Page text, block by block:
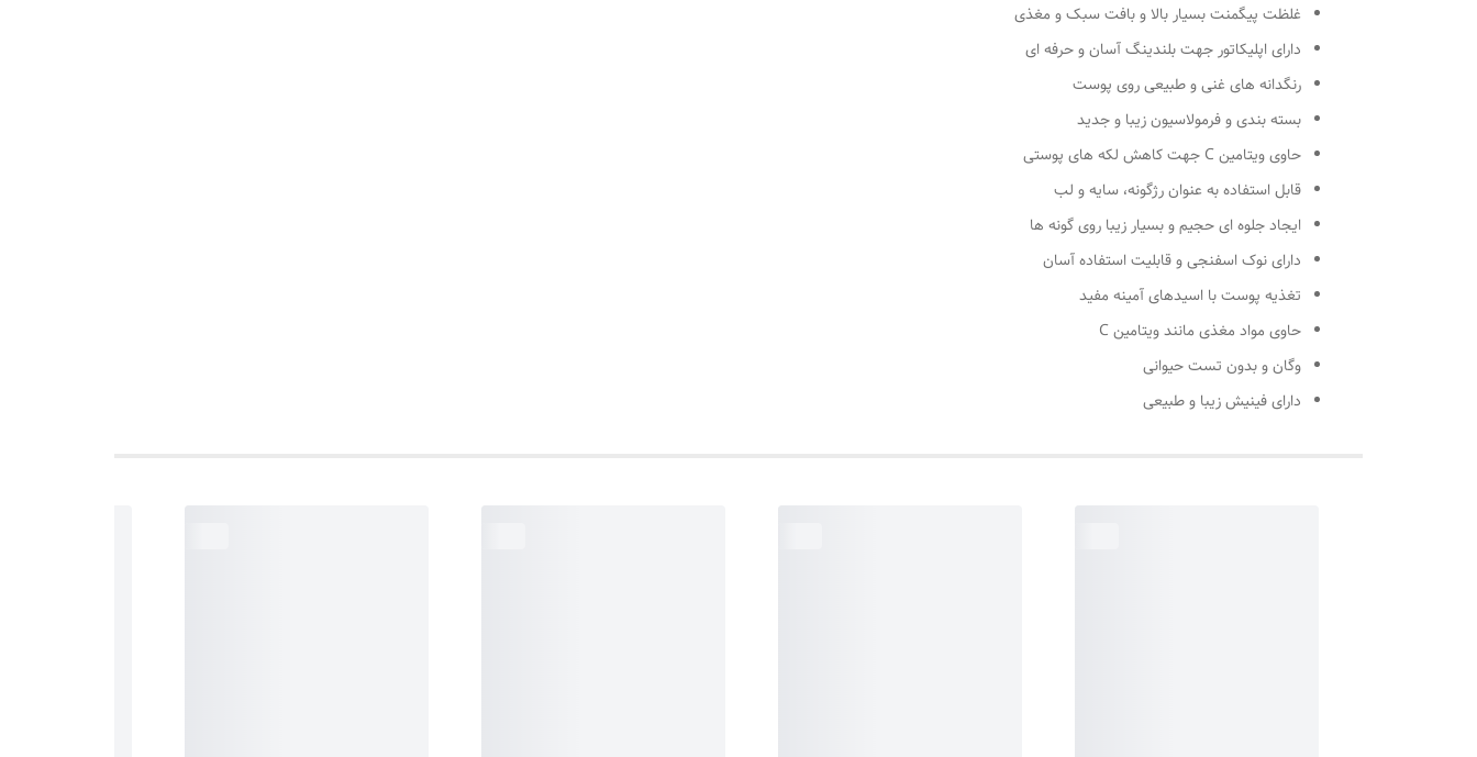
غلظت پیگمنت بسیار بالا و بافت سبک و مغذی
دارای اپلیکاتور جهت بلندینگ آسان و حرفه ای
رنگدانه های غنی و طبیعی روی پوست
بسته بندی و فرمولاسیون زیبا و جدید
حاوی ویتامین C جهت کاهش لکه های پوستی
قابل استفاده به عنوان رژگونه،‌ سایه و لب
ایجاد جلوه ای حجیم و بسیار زیبا روی گونه ها
دارای نوک اسفنجی و قابلیت استفاده آسان
تغذیه پوست با اسیدهای آمینه مفید
حاوی مواد مغذی مانند ویتامین C
وگان و بدون تست حیوانی
دارای فینیش زیبا و طبیعی